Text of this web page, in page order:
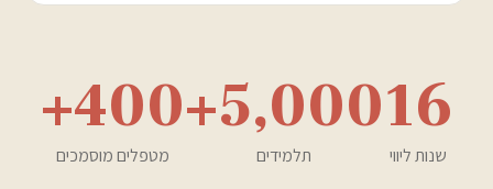
16
שנות ליווי
5,000+
תלמידים
400+
מטפלים מוסמכים